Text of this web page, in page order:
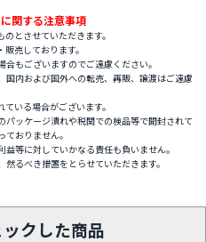
関する注意事項
とさせていただきます。
売しております。
もございますのでご遠慮ください。
国内および国外への転売、再販、譲渡はご遠慮
いる場合がございます。
パッケージ潰れや税関での検品等で開封されて
おりません。
等に対していかなる責任も負いません。
るべき措置をとらせていただきます。
クした商品